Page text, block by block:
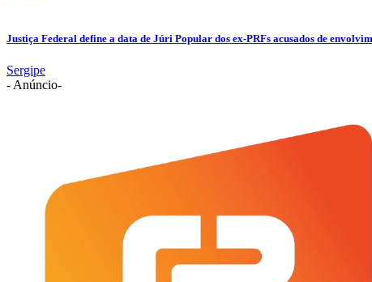
Justiça Federal define a data de Júri Popular dos ex-PRFs acusados de
Sergipe
- Anúncio-